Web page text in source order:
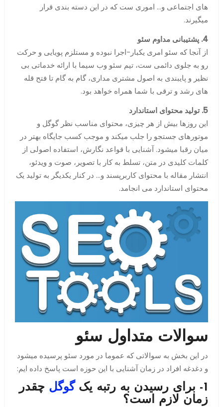
های اجتماعی و… اموری ست که در این دسته بندی قرار
میگیرند.
4. پشتیبانی مداوم سئو
از آنجا که سئو امری یکبار-اجرا نبوده و مستلزم پویایی و حرکت
رو به جلوی دائمی ست، تیم سئو وب سیما با ارائه خدماتی بی
نظیر و پایبندی به اصول مشتری مداری، گام به گام تا فتح قله
های رشد و ترقی با شما همراه خواهد بود.
5. تولید محتوای استاندارد
این روزها بیش از هر چیزی، محتوای مناسب نظر گوگل و
موتورهای جستجو را جلب میکند و موجب کسب جایگاه بهتر در
میان رقبا میشود. آشنایی با قواعد نگارش، استفاده اصولی از
کلمات کلیدی در متن، تسلط به کار با تصویر، صوت و ویدئو،
انتشار مقاله با محتوای کاربرپسند و… در کنار یکدیگر به تولید یک
محتوای استاندارد می انجامد.
سوالات متداول سئو
در این بخش به سوالاتی که عموما در مورد سئو پرسیده میشود
و دغدغه افراد در زمان آشنایی با این حوزه است پاسخ داده ایم:
1- برای رسیدن به رتبه یک گوگل چقدر
زمان لازم است؟